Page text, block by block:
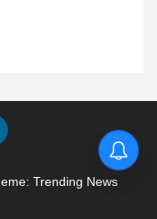
Trending News